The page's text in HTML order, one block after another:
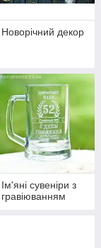
Новорічний декор
Ім'яні сувеніри з
гравіюванням